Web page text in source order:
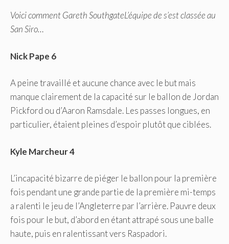
Voici commentGareth SouthgateL’équipe de s’est classée au
San Siro…
Nick Pape 6
A peine travaillé et aucune chance avec le but mais
manque clairement de la capacité sur le ballon de Jordan
Pickford ou d’Aaron Ramsdale. Les passes longues, en
particulier, étaient pleines d’espoir plutôt que ciblées.
Kyle Marcheur 4
L’incapacité bizarre de piéger le ballon pour la première
fois pendant une grande partie de la première mi-temps
a ralenti le jeu de l’Angleterre par l’arrière. Pauvre deux
fois pour le but, d’abord en étant attrapé sous une balle
haute, puis en ralentissant vers Raspadori.